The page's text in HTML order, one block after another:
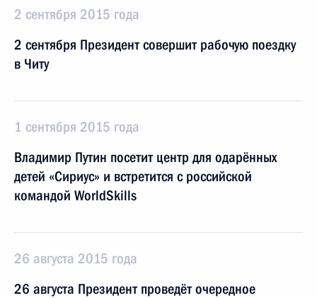
2 сентября 2015 года
2 сентября Президент совершит рабочую поездку
в Читу
1 сентября 2015 года
Владимир Путин посетит центр для одарённых
детей «Сириус» и встретится с российской
командой WorldSkills
26 августа 2015 года
26 августа Президент проведёт очередное